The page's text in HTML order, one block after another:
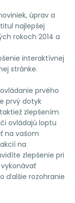
úprav a
najlepšej
rokoch 2014 a
interaktívnej
stránke.
prvého
prvý dotyk
zlepšením
ovládajú loptu
na vašom
na
zlepšenie pri
ďalšie rozohranie